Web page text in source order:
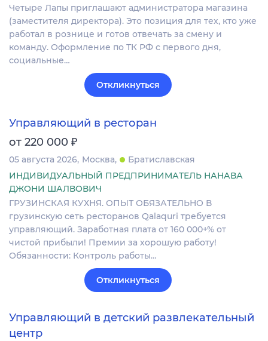
Четыре Лапы приглашают администратора магазина
(заместителя директора). Это позиция для тех, кто уже
работал в рознице и готов отвечать за смену и
команду. Оформление по ТК РФ с первого дня,
социальные…
Откликнуться
Управляющий в ресторан
от 220 000 ₽
05 августа 2026 Москва
Братиславская
ИНДИВИДУАЛЬНЫЙ ПРЕДПРИНИМАТЕЛЬ НАНАВА
ДЖОНИ ШАЛВОВИЧ
ГРУЗИНСКАЯ КУХНЯ. ОПЫТ ОБЯЗАТЕЛЬНО В
грузинскую сеть ресторанов Qalaquri требуется
управляющий. Заработная плата от 160 000+% от
чистой прибыли! Премии за хорошую работу!
Обязанности: Контроль работы…
Откликнуться
Управляющий в детский развлекательный
центр